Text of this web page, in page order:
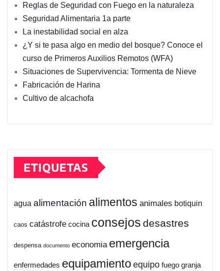
Reglas de Seguridad con Fuego en la naturaleza
Seguridad Alimentaria 1a parte
La inestabilidad social en alza
¿Y si te pasa algo en medio del bosque? Conoce el
curso de Primeros Auxilios Remotos (WFA)
Situaciones de Supervivencia: Tormenta de Nieve
Fabricación de Harina
Cultivo de alcachofa
ETIQUETAS
agua alimentación alimentos animales botiquin
caos catástrofe cocina consejos desastres
despensa documento economia emergencia
enfermedades equipamiento equipo fuego granja